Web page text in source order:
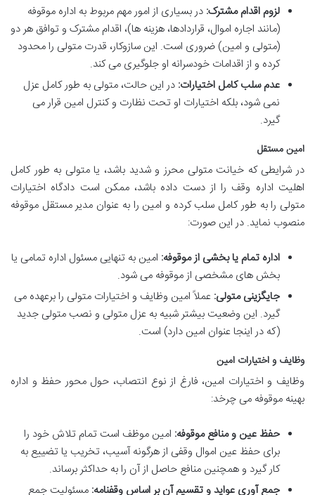
لزوم اقدام مشترک: در بسیاری از امور مهم مربوط به اداره موقوفه
(مانند اجاره اموال، قراردادها، هزینه ها)، اقدام مشترک و توافق هر دو
(متولی و امین) ضروری است. این سازوکار، قدرت متولی را محدود
کرده و از اقدامات خودسرانه او جلوگیری می کند.
عدم سلب کامل اختیارات: در این حالت، متولی به طور کامل عزل
نمی شود، بلکه اختیارات او تحت نظارت و کنترل امین قرار می
گیرد.
امین مستقل
در شرایطی که خیانت متولی محرز و شدید باشد، یا متولی به طور کامل
اهلیت اداره وقف را از دست داده باشد، ممکن است دادگاه اختیارات
متولی را به طور کامل سلب کرده و امین را به عنوان مدیر مستقل موقوفه
منصوب نماید. در این صورت:
اداره تمام یا بخشی از موقوفه: امین به تنهایی مسئول اداره تمامی یا
بخش های مشخصی از موقوفه می شود.
جایگزینی متولی: عملاً امین وظایف و اختیارات متولی را برعهده می
گیرد. این وضعیت بیشتر شبیه به عزل متولی و نصب متولی جدید
(که در اینجا عنوان امین دارد) است.
وظایف و اختیارات امین
وظایف و اختیارات امین، فارغ از نوع انتصاب، حول محور حفظ و اداره
بهینه موقوفه می چرخد:
حفظ عین و منافع موقوفه: امین موظف است تمام تلاش خود را
برای حفظ عین اموال وقفی از هرگونه آسیب، تخریب یا تضییع به
کار گیرد و همچنین منافع حاصل از آن را به حداکثر برساند.
جمع آوری عواید و تقسیم آن بر اساس وقفنامه: مسئولیت جمع